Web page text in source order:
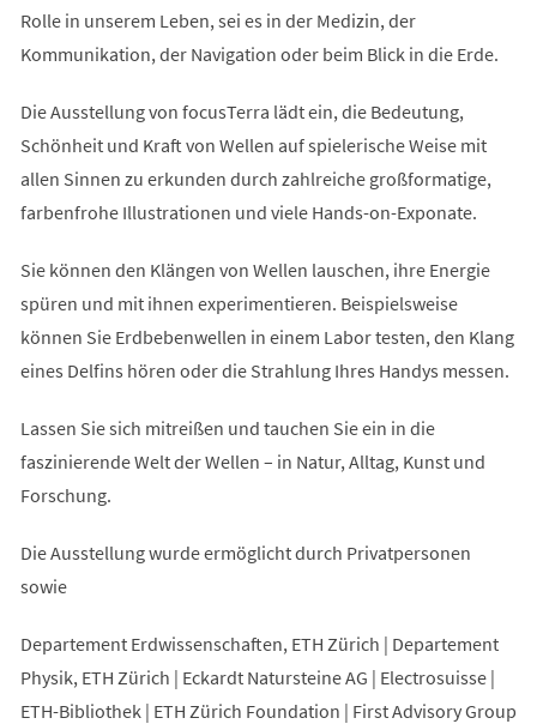
Rolle in unserem Leben, sei es in der Medizin, der
Kommunikation, der Navigation oder beim Blick in die Erde.
Die Ausstellung von focusTerra lädt ein, die Bedeutung,
Schönheit und Kraft von Wellen auf spielerische Weise mit
allen Sinnen zu erkunden durch zahlreiche großformatige,
farbenfrohe Illustrationen und viele Hands-on-Exponate.
Sie können den Klängen von Wellen lauschen, ihre Energie
spüren und mit ihnen experimentieren. Beispielsweise
können Sie Erdbebenwellen in einem Labor testen, den Klang
eines Delfins hören oder die Strahlung Ihres Handys messen.
Lassen Sie sich mitreißen und tauchen Sie ein in die
faszinierende Welt der Wellen – in Natur, Alltag, Kunst und
Forschung.
Die Ausstellung wurde ermöglicht durch Privatpersonen
sowie
Departement Erdwissenschaften, ETH Zürich | Departement
Physik, ETH Zürich | Eckardt Natursteine AG | Electrosuisse |
ETH-Bibliothek | ETH Zürich Foundation | First Advisory Group